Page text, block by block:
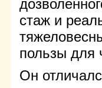
стаж и
пользы для
Он